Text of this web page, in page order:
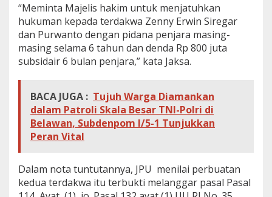
i
t
u
n
t
u
T
a
h
u
n
j
a
“Meminta Majelis hakim untuk menjatuhkan
hukuman kepada terdakwa Zenny Erwin Siregar
dan Purwanto dengan pidana penjara masing-
masing selama 6 tahun dan denda Rp 800 juta
subsidair 6 bulan penjara,” kata Jaksa.
BACA JUGA : Tujuh Warga Diamankan
dalam Patroli Skala Besar TNI-Polri di
Belawan, Subdenpom I/5-1 Tunjukkan
Peran Vital
Dalam nota tuntutannya, JPU menilai perbuatan
kedua terdakwa itu terbukti melanggar pasal Pasal